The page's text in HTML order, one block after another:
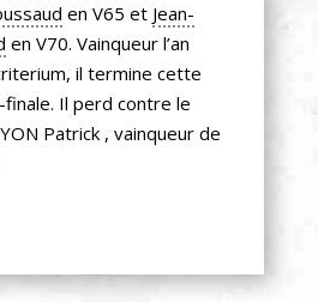
en V65 et Jean-
en V70. Vainqueur l’an
il termine cette
Il perd contre le
Patrick , vainqueur de